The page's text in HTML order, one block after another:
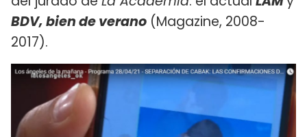
BDV, bien de verano (Magazine, 2008-
2017).